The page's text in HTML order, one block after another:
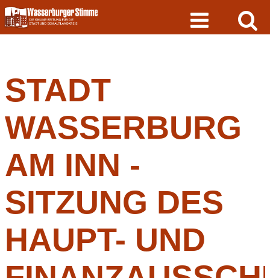
Skip
to
content
STADT
WASSERBURG
AM INN -
SITZUNG DES
HAUPT- UND